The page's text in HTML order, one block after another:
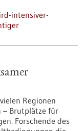
intensiver-
Regionen
– Brutplätze für
Forschende des